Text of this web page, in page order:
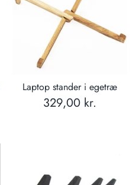
Laptop stander i egetræ
329,00 kr.